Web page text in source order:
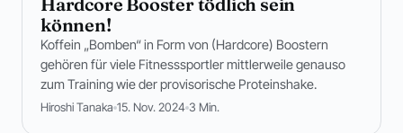
können!
Koffein „Bomben“ in Form von (Hardcore) Boostern
gehören für viele Fitnesssportler mittlerweile genauso
zum Training wie der provisorische Proteinshake.
Hiroshi Tanaka 15. Nov. 2024 3 Min.